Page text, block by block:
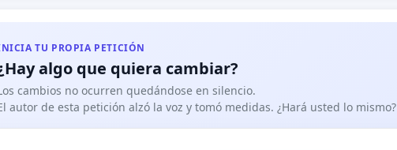
elevadora, las jaulas, el arrastre, voces, etc. y esto dura
durante una hora o más y así todos los días.
nuestro derecho al descanso y por ello iniciamos esta
TU PROPIA PETICIÓN
algo que quiera cambiar?
cambios no ocurren quedándose en silencio.
autor de esta petición alzó la voz y tomó medidas. ¿Hará usted lo mismo?